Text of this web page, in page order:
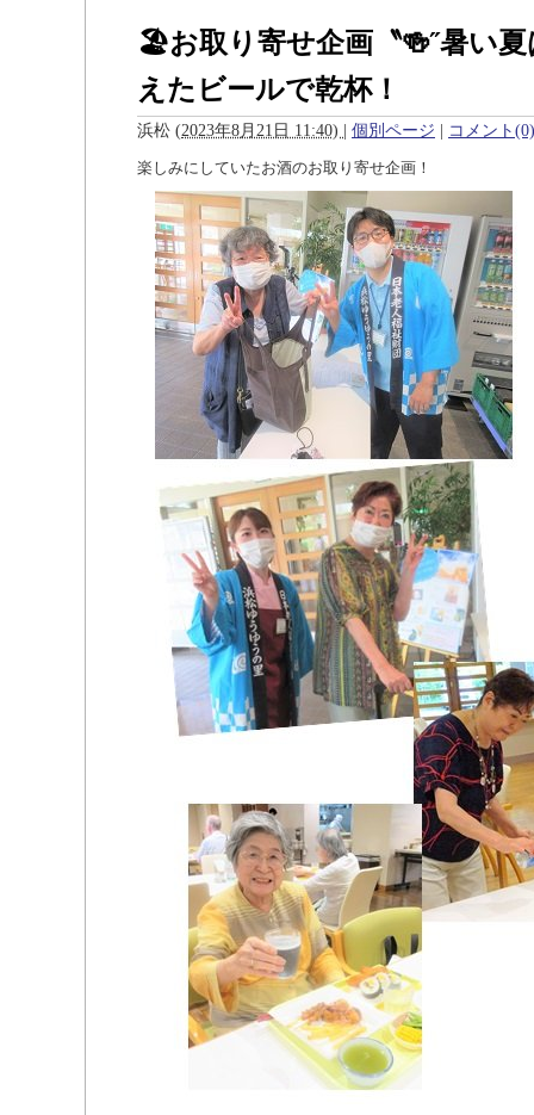
🏖お取り寄せ企画〝🍻˝暑い
えたビールで乾杯！
浜松 (2023年8月21日 11:40) | 個別ページ | コメント(0)
楽しみにしていたお酒のお取り寄せ企画！